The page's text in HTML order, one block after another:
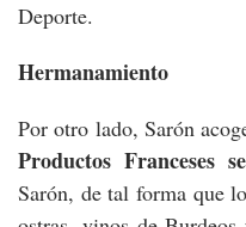
Deporte.
Hermanamiento
Por otro lado, Sarón
Productos Franceses
Sarón, de tal forma que